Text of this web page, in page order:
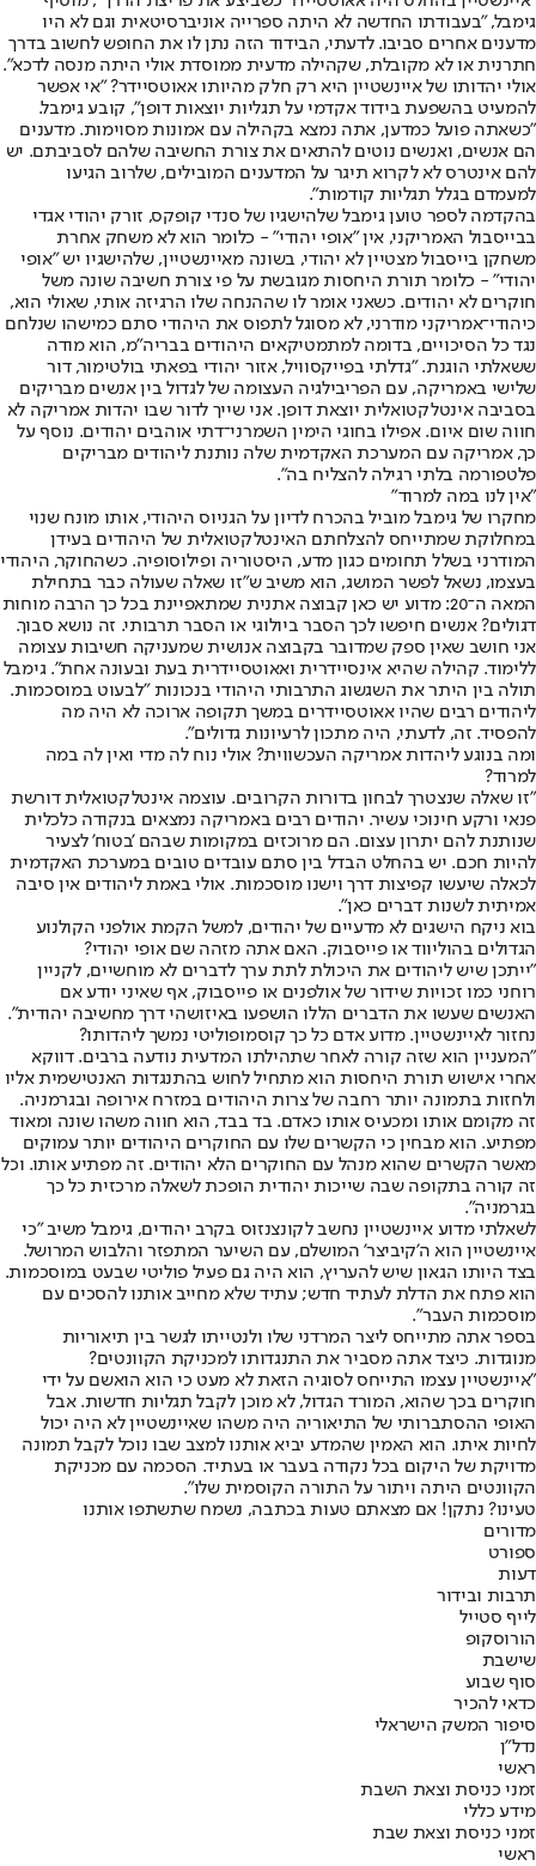
גימבל, "בעבודתו החדשה לא היתה ספרייה אוניברסיטאית וגם לא היו
מדענים אחרים סביבו. לדעתי, הבידוד הזה נתן לו את החופש לחשוב בדרך
חתרנית או לא מקובלת, שקהילה מדעית ממוסדת אולי היתה מנסה לדכא".
אולי יהדותו של איינשטיין היא רק חלק מהיותו אאוטסיידר? "אי אפשר
להמעיט בהשפעת בידוד אקדמי על תגליות יוצאות דופן", קובע גימבל.
"כשאתה פועל כמדען, אתה נמצא בקהילה עם אמונות מסוימות. מדענים
הם אנשים, ואנשים נוטים להתאים את צורת החשיבה שלהם לסביבתם. יש
להם אינטרס לא לקרוא תיגר על המדענים המובילים, שלרוב הגיעו
למעמדם בגלל תגליות קודמות".
בהקדמה לספר טוען גימבל שלהישגיו של סנדי קופקס, זורק יהודי אגדי
בבייסבול האמריקני, אין "אופי יהודי" - כלומר הוא לא משחק אחרת
משחקן בייסבול מצטיין לא יהודי, בשונה מאיינשטיין, שלהישגיו יש ״אופי
יהודי״ - כלומר תורת היחסות מגובשת על פי צורת חשיבה שונה משל
חוקרים לא יהודים. כשאני אומר לו שההנחה שלו הרגיזה אותי, שאולי הוא,
כיהודי־אמריקני מודרני, לא מסוגל לתפוס את היהודי סתם כמישהו שנלחם
נגד כל הסיכויים, בדומה למתמטיקאים היהודים בבריה"מ, הוא מודה
ששאלתי הוגנת. "גדלתי בפייקסוויל, אזור יהודי בפאתי בולטימור, דור
שלישי באמריקה, עם הפריבילגיה העצומה של לגדול בין אנשים מבריקים
בסביבה אינטלקטואלית יוצאת דופן. אני שייך לדור שבו יהדות אמריקה לא
חווה שום איום. אפילו בחוגי הימין השמרני־דתי אוהבים יהודים. נוסף על
כך, אמריקה עם המערכת האקדמית שלה נותנת ליהודים מבריקים
פלטפורמה בלתי רגילה להצליח בה".
"אין לנו במה למרוד"
מחקרו של גימבל מוביל בהכרח לדיון על הגניוס היהודי, אותו מונח שנוי
במחלוקת שמתייחס להצלחתם האינטלקטואלית של היהודים בעידן
המודרני בשלל תחומים כגון מדע, היסטוריה ופילוסופיה. כשהחוקר, היהודי
בעצמו, נשאל לפשר המושג, הוא משיב ש"זו שאלה שעולה כבר בתחילת
המאה ה־20: מדוע יש כאן קבוצה אתנית שמתאפיינת בכל כך הרבה מוחות
דגולים? אנשים חיפשו לכך הסבר ביולוגי או הסבר תרבותי. זה נושא סבוך.
אני חושב שאין ספק שמדובר בקבוצה אנושית שמעניקה חשיבות עצומה
ללימוד. קהילה שהיא אינסיידרית ואאוטסיידרית בעת ובעונה אחת". גימבל
תולה בין היתר את השגשוג התרבותי היהודי בנכונות "לבעוט במוסכמות.
ליהודים רבים שהיו אאוטסיידרים במשך תקופה ארוכה לא היה מה
להפסיד. זה, לדעתי, היה מתכון לרעיונות גדולים".
ומה בנוגע ליהדות אמריקה העכשווית? אולי נוח לה מדי ואין לה במה
למרוד?
״זו שאלה שנצטרך לבחון בדורות הקרובים. עוצמה אינטלקטואלית דורשת
פנאי ורקע חינוכי עשיר. יהודים רבים באמריקה נמצאים בנקודה כלכלית
שנותנת להם יתרון עצום. הם מרוכזים במקומות שבהם 'בטוח' לצעיר
להיות חכם. יש בהחלט הבדל בין סתם עובדים טובים במערכת האקדמית
לכאלה שיעשו קפיצות דרך וישנו מוסכמות. אולי באמת ליהודים אין סיבה
אמיתית לשנות דברים כאן״.
בוא ניקח הישגים לא מדעיים של יהודים, למשל הקמת אולפני הקולנוע
הגדולים בהוליווד או פייסבוק. האם אתה מזהה שם אופי יהודי?
"ייתכן שיש ליהודים את היכולת לתת ערך לדברים לא מוחשיים, לקניין
רוחני כמו זכויות שידור של אולפנים או פייסבוק, אף שאיני יודע אם
האנשים שעשו את הדברים הללו הושפעו באיזושהי דרך מחשיבה יהודית״.
נחזור לאיינשטיין. מדוע אדם כל כך קוסמופוליטי נמשך ליהדותו?
״המעניין הוא שזה קורה לאחר שתהילתו המדעית נודעה ברבים. דווקא
אחרי אישוש תורת היחסות הוא מתחיל לחוש בהתנגדות האנטישמית אליו
ולחזות בתמונה יותר רחבה של צרות היהודים במזרח אירופה ובגרמניה.
זה מקומם אותו ומכעיס אותו כאדם. בד בבד, הוא חווה משהו שונה ומאוד
מפתיע. הוא מבחין כי הקשרים שלו עם החוקרים היהודים יותר עמוקים
מאשר הקשרים שהוא מנהל עם החוקרים הלא יהודים. זה מפתיע אותו. וכל
זה קורה בתקופה שבה שייכות יהודית הופכת לשאלה מרכזית כל כך
בגרמניה".
לשאלתי מדוע איינשטיין נחשב לקונצנזוס בקרב יהודים, גימבל משיב ״כי
איינשטיין הוא ה'קיביצר' המושלם, עם השיער המתפזר והלבוש המרושל.
בצד היותו הגאון שיש להעריץ, הוא היה גם פעיל פוליטי שבעט במוסכמות.
הוא פתח את הדלת לעתיד חדש; עתיד שלא מחייב אותנו להסכים עם
מוסכמות העבר".
בספר אתה מתייחס ליצר המרדני שלו ולנטייתו לגשר בין תיאוריות
מנוגדות. כיצד אתה מסביר את התנגדותו למכניקת הקוונטים?
״איינשטיין עצמו התייחס לסוגיה הזאת לא מעט כי הוא הואשם על ידי
חוקרים בכך שהוא, המורד הגדול, לא מוכן לקבל תגליות חדשות. אבל
האופי ההסתברותי של התיאוריה היה משהו שאיינשטיין לא היה יכול
לחיות איתו. הוא האמין שהמדע יביא אותנו למצב שבו נוכל לקבל תמונה
מדויקת של היקום בכל נקודה בעבר או בעתיד. הסכמה עם מכניקת
הקוונטים היתה ויתור על התורה הקוסמית שלו".
טעינו? נתקן! אם מצאתם טעות בכתבה, נשמח שתשתפו אותנו
מדורים
ספורט
דעות
תרבות ובידור
לייף סטייל
הורוסקופ
שישבת
סוף שבוע
כדאי להכיר
סיפור המשק הישראלי
נדל"ן
ראשי
זמני כניסת וצאת השבת
מידע כללי
זמני כניסת וצאת שבת
ראשי